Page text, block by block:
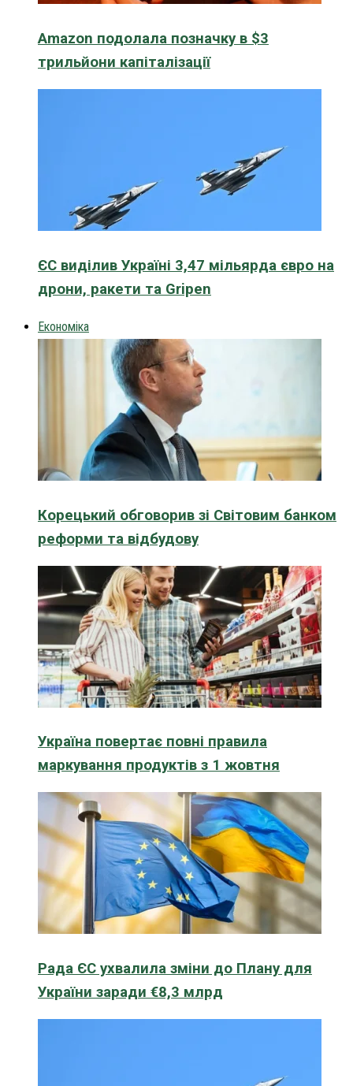
Amazon подолала позначку в $3
трильйони капіталізації
ЄС виділив Україні 3,47 мільярда євро на
дрони, ракети та Gripen
Економіка
Корецький обговорив зі Світовим банком
реформи та відбудову
Україна повертає повні правила
маркування продуктів з 1 жовтня
Рада ЄС ухвалила зміни до Плану для
України заради €8,3 млрд